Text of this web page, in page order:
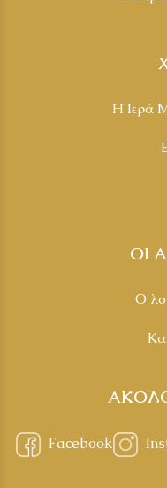
Η Ιερά
ΟΙ
Ο
Facebook